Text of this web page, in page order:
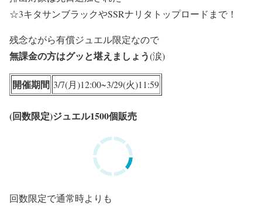
☆3キタサンブラックやSSRナリタトップロードまで！
残念ながら有償ジュエル限定なので
無課金の方はグッと堪えましょう(涙)
開催期間 3/7(月)12:00~3/29(火)11:59
(回数限定)ジュエル1500個販売
回数限定で通常時よりも